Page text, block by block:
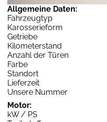
Allgemeine Daten:
Fahrzeugtyp
Karosserieform
Getriebe
Kilometerstand
Anzahl der Türen
Farbe
Standort
Lieferzeit
Unsere Nummer
Motor:
kW / PS